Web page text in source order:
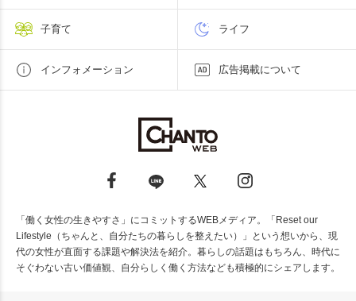
子育て ライフ
インフォメーション 広告掲載について
「働く女性の生きやすさ」にコミットするWEBメディア。「Reset our
Lifestyle（ちゃんと、自分たちの暮らしを整えたい）」という想いから、現
代の女性が直面する課題や解決法を紹介。暮らしの話題はもちろん、時代に
そぐわない古い価値観、自分らしく働く方法なども積極的にシェアします。